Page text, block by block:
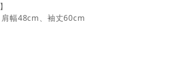
幅48cm、袖丈60cm